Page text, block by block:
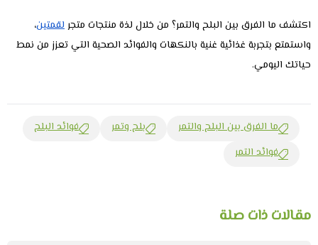
اكتشف ما الفرق بين البلح والتمر؟ من خلال لذة منتجات متجرلقمتين،
واستمتع بتجربة غذائية غنية بالنكهات والفوائد الصحية التي تعزز من نمط
حياتك اليومي.
ما الفرق بين البلح والتمر بلح وتمر
فوائد البلح
فوائد التمر
مقالات ذات صلة